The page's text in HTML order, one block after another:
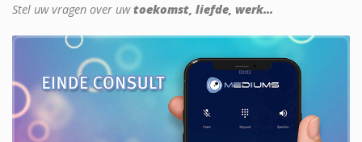
Stel uw vragen over uwtoekomst, liefde, werk...